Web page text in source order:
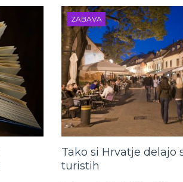
ZABAVA
Tako si Hrvatje delajo
turistih